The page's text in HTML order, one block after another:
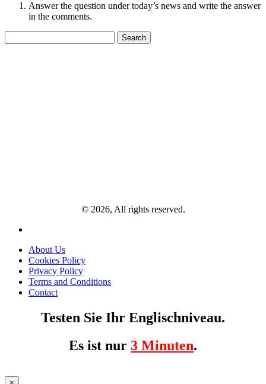
Answer the question under today’s news and write the answer
in the comments.
for:
© 2026, All rights reserved.
About Us
Cookies Policy
Privacy Policy
Terms and Conditions
Contact
Testen Sie Ihr Englischniveau.
Es ist nur 3 Minuten.